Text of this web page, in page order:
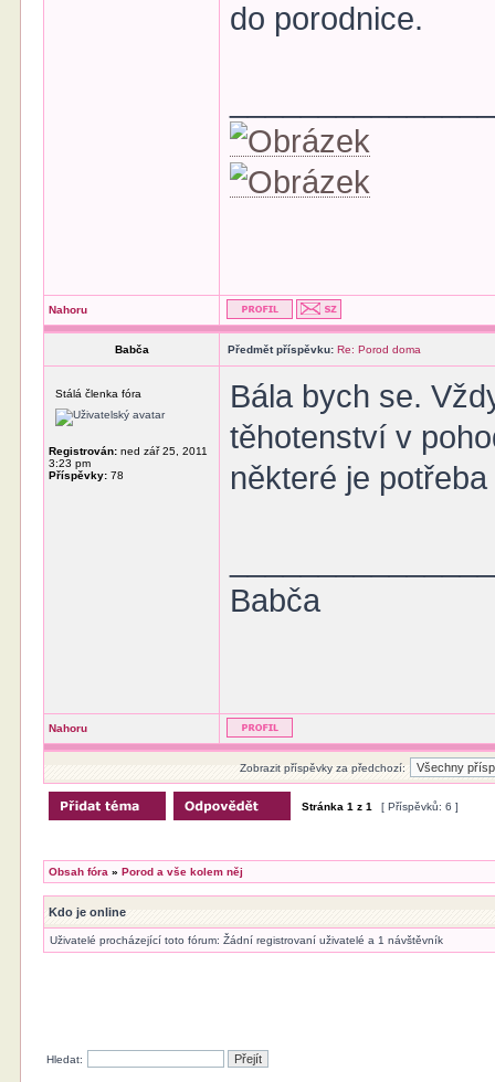
do porodnice.
Nahoru
Babča Předmět příspěvku: Re: Porod doma
Stálá členka fóra
Registrován: ned zář 25, 2011
3:23 pm
Příspěvky: 78
Bála bych se.
těhotenství v
některé je
Babča
Nahoru
Zobrazit příspěvky za předchozí:
Stránka1 z1 [ Příspěvků: 6 ]
Obsah fóra »Porod a vše kolem něj
Kdo je online
Uživatelé procházející toto fórum: Žádní registrovaní uživatelé a 1 návštěvník
Hledat: